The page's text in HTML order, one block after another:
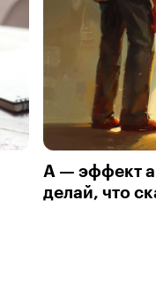
А — эффект
делай, что